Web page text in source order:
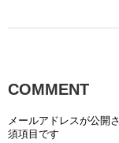
COMMENT
メールアドレスが公開
須項目です